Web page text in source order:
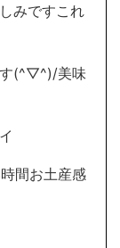
みですこれ
(^▽^)/美味
間お土産感